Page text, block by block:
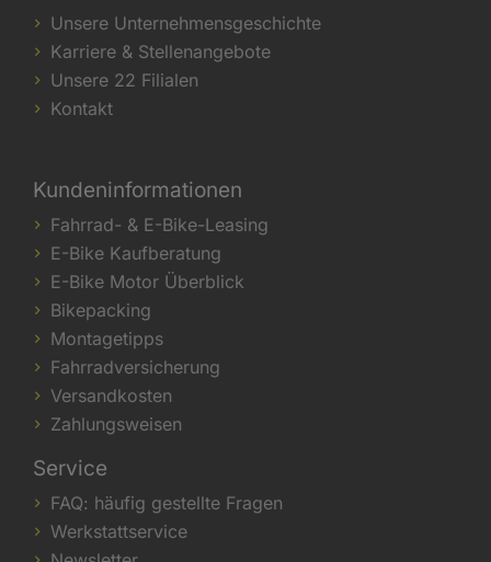
Unsere Unternehmensgeschichte
Karriere & Stellenangebote
Unsere 22 Filialen
Kontakt
Kundeninformationen
Fahrrad- & E-Bike-Leasing
E-Bike Kaufberatung
E-Bike Motor Überblick
Bikepacking
Montagetipps
Fahrradversicherung
Versandkosten
Zahlungsweisen
Service
FAQ: häufig gestellte Fragen
Werkstattservice